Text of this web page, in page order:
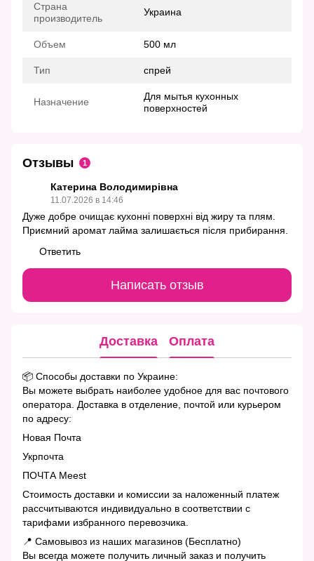
Страна
производитель
Украина
Объем 500 мл
Тип спрей
Назначение
Для мытья кухонных
поверхностей
Отзывы 1
Катерина Володимирівна
11.07.2026 в 14:46
Дуже добре очищає кухонні поверхні від жиру та плям.
Приємний аромат лайма залишається після прибирання.
Ответить
Написать отзыв
Доставка Оплата
📦 Способы доставки по Украине:
Вы можете выбрать наиболее удобное для вас почтового
оператора. Доставка в отделение, почтой или курьером
по адресу:
Новая Почта
Укрпочта
ПОЧТА Meest
Стоимость доставки и комиссии за наложенный платеж
рассчитываются индивидуально в соответствии с
тарифами избранного перевозчика.
📍 Самовывоз из наших магазинов (Бесплатно)
Вы всегда можете получить личный заказ и получить